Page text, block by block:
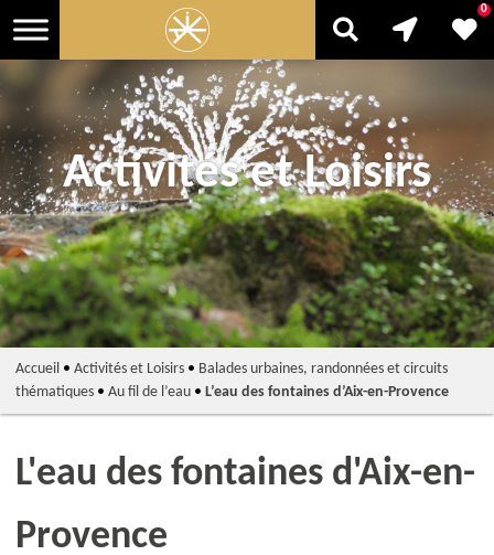
Activités et Loisirs
0
Accueil• Activités et Loisirs• Balades urbaines, randonnées et circuits
thématiques• Au fil de l’eau• L’eau des fontaines d’Aix-en-Provence
L'eau des fontaines d'Aix-en-
Provence